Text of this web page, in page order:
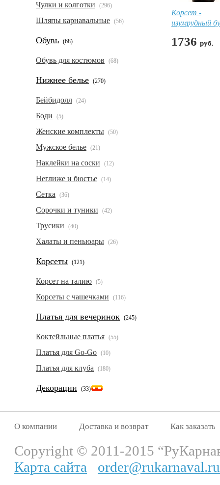
Чулки и колготки (296)
Шляпы карнавальные (56)
Обувь (68)
Обувь для костюмов (68)
Нижнее белье (270)
Бейбидолл (24)
Боди (5)
Женские комплекты (50)
Мужское белье (21)
Наклейки на соски (12)
Неглиже и бюстье (14)
Сетка (36)
Сорочки и туники (42)
Трусики (40)
Халаты и пеньюары (26)
Корсеты (121)
Корсет на талию (5)
Корсеты с чашечками (116)
Платья для вечеринок (245)
Коктейльные платья (55)
Платья для Go-Go (10)
Платья для клуба (180)
Декорации (33)
Корсет -
изумрудный
1736 руб.
О компании Доставка и возврат Как заказать
Copyright © 2011-2015
Карта сайта
order@rukarnaval.ru